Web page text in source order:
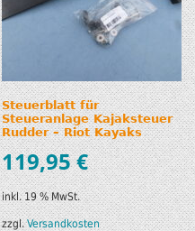
Steuerblatt für
Steueranlage Kajaksteuer
Rudder – Riot Kayaks
119,95€
inkl. 19 % MwSt.
zzgl.Versandkosten